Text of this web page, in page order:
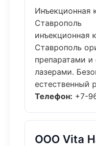
Инъекционная
Ставрополь
инъекционная
Ставрополь
препаратами
лазерами.
естественный
Телефон: +7-
ООО Vita